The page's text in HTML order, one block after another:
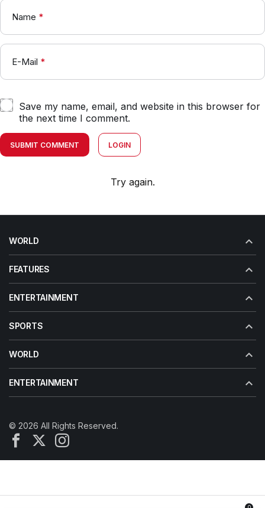
Name *
E-Mail *
Save my name, email, and website in this browser for
the next time I comment.
SUBMIT COMMENT LOGIN
Try again.
WORLD
FEATURES
ENTERTAINMENT
SPORTS
WORLD
ENTERTAINMENT
© 2026 All Rights Reserved.